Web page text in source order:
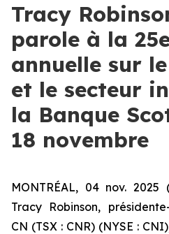
Tracy
parole à la
annuelle sur
et le secteur
la Banque
18 novembre
MONTRÉAL, 04 nov. 2025
Tracy Robinson,
CN (TSX : CNR) (NYSE :